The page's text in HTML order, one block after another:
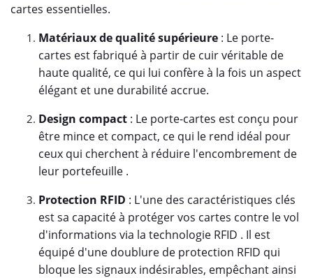
cartes essentielles.
Matériaux de qualité supérieure : Le porte-
cartes est fabriqué à partir de cuir véritable de
haute qualité, ce qui lui confère à la fois un aspect
élégant et une durabilité accrue.
Design compact : Le porte-cartes est conçu pour
être mince et compact, ce qui le rend idéal pour
ceux qui cherchent à réduire l'encombrement de
leur portefeuille .
Protection RFID : L'une des caractéristiques clés
est sa capacité à protéger vos cartes contre le vol
d'informations via la technologie RFID . Il est
équipé d'une doublure de protection RFID qui
bloque les signaux indésirables, empêchant ainsi